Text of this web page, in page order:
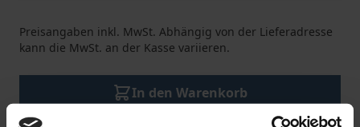
Preisangaben inkl. MwSt. Abhängig von der Lieferadresse
kann die MwSt. an der Kasse variieren.
In den Warenkorb
Zur Wunschliste hinzufügen